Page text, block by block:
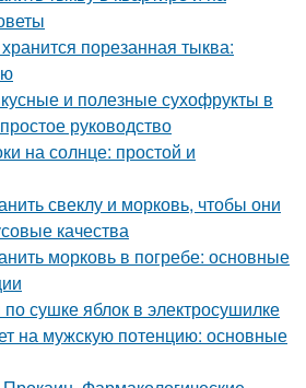
порезанная тыква:
и полезные сухофрукты в
руководство
на солнце: простой и
свеклу и морковь, чтобы они
качества
морковь в погребе: основные
сушке яблок в электросушилке
на мужскую потенцию: основные